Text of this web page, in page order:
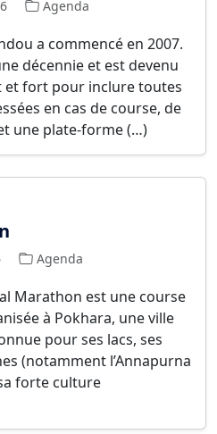
Agenda
a commencé en 2007.
décennie et est devenu
et fort pour inclure toutes
en cas de course, de
une plate-forme (…)
Agenda
Marathon est une course
à Pokhara, une ville
pour ses lacs, ses
(notamment l’Annapurna
forte culture